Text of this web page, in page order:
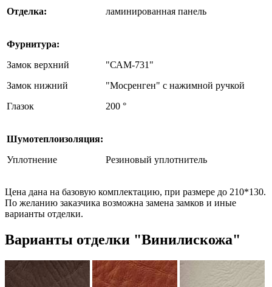
Отделка: ламинированная панель
Фурнитура:
Замок верхний
Замок нижний
Глазок
"САМ-731"
"Мосренген" с нажимной ручкой
200 °
Шумотеплоизоляция:
Уплотнение
Резиновый уплотнитель
Цена дана на базовую комплектацию, при размере до 210*130.
По желанию заказчика возможна замена замков и иные
варианты отделки.
Варианты отделки "Винилискожа"